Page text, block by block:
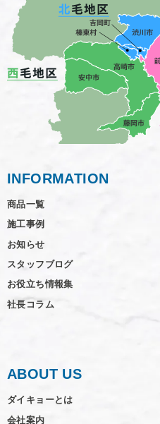
INFORMATION
商品一覧
施工事例
お知らせ
スタッフブログ
お役立ち情報集
社長コラム
ABOUT US
ダイキョーとは
会社案内